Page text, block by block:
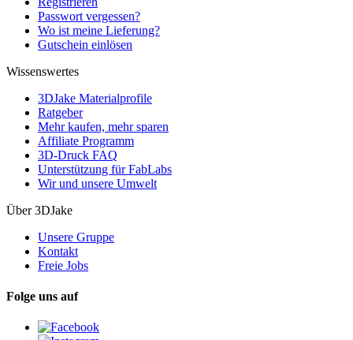
Passwort vergessen?
Wo ist meine Lieferung?
Gutschein einlösen
Wissenswertes
3DJake Materialprofile
Ratgeber
Mehr kaufen, mehr sparen
Affiliate Programm
3D-Druck FAQ
Unterstützung für FabLabs
Wir und unsere Umwelt
Über 3DJake
Unsere Gruppe
Kontakt
Freie Jobs
Folge uns auf